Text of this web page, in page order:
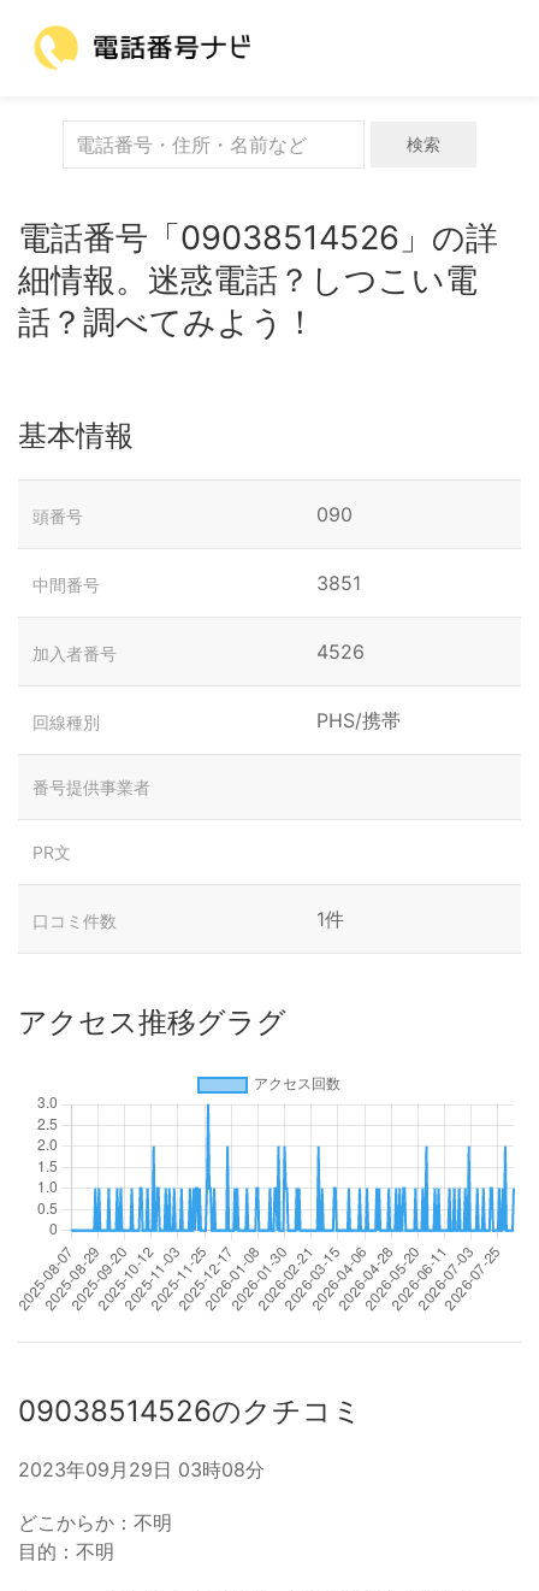
検索
電話番号「09038514526」の詳
細情報。迷惑電話？しつこい電
話？調べてみよう！
基本情報
頭番号 090
中間番号 3851
加入者番号 4526
回線種別 PHS/携帯
番号提供事業者
PR文
口コミ件数 1件
アクセス推移グラグ
09038514526のクチコミ
2023年09月29日 03時08分
どこからか：不明
目的：不明